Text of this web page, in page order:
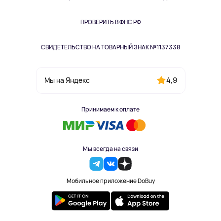
ПРОВЕРИТЬ В ФНС РФ
СВИДЕТЕЛЬСТВО НА ТОВАРНЫЙ ЗНАК №1137338
Мы на Яндекс 4,9
Принимаем к оплате
Мы всегда на связи
Мобильное приложение DoBuy
Одежда и аксессуары